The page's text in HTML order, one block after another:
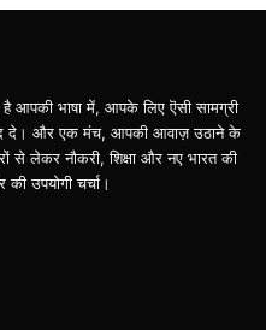
आपकी भाषा में, आपके लिए ऎसी सामग्री
दे। और एक मंच, आपकी आवाज़ उठाने के
से लेकर नौकरी, शिक्षा और नए भारत की
उपयोगी चर्चा।